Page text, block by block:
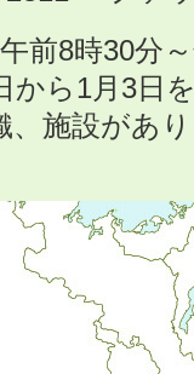
前8時30分
から1月3日
施設があ